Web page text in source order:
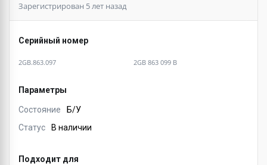
Зарегистрирован 5 лет назад
Серийный номер
2GB.863.097 2GB 863 099 B
Параметры
Состояние
Б/У
Статус
В наличии
Подходит для